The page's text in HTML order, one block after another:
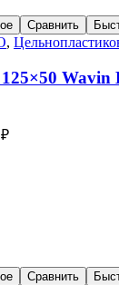
Сравнить
,
Wavin
₽
Сравнить